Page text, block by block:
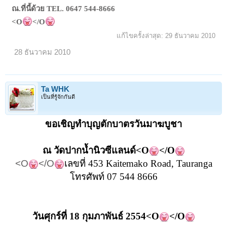
ณ.ที่นี้ด้วย TEL. 0647 544-8666
<O
</O
แก้ไขครั้งล่าสุด: 29 ธันวาคม 2010
28 ธันวาคม 2010
Ta WHK
เป็นที่รู้จักกันดี
ขอเชิญทำบุญตักบาตรวันมาฆบูชา
ณ วัดปากน้ำนิวซีแลนด์<O
</O
<O
</O
เลขที่ 453 Kaitemako Road, Tauranga
โทรศัพท์ 07 544 8666
วันศุกร์ที่ 18 กุมภาพันธ์ 2554<O </O